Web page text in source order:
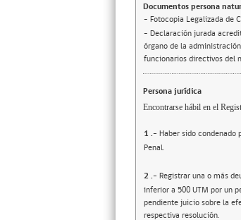
Documentos persona
- Fotocopia Legalizada de
- Declaración jurada
órgano de la
funcionarios directivos del
Persona jurídica
Encontrarse hábil en el
1.- Haber sido condenado
Penal.
2.- Registrar una o más
inferior a 500 UTM por un
pendiente juicio sobre la
respectiva resolución.